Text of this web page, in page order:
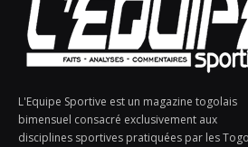
L'Equipe Sportive est un magazine togolais
bimensuel consacré exclusivement aux
disciplines sportives pratiquées par les